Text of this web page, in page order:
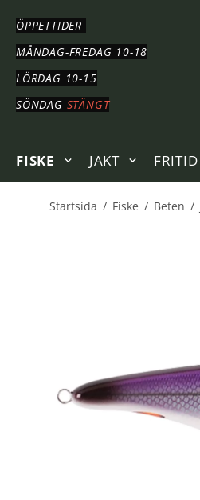
TILL
HUVUDNAVIGERINGHOPPA
TILL
HUVUDINNEHÅLLET
ÖPPETTIDER
MÅNDAG-FREDAG 10-18
LÖRDAG 10-15
SÖNDAG STÄNGT
FISKE JAKT FRITID
Startsida / Fiske / Beten /